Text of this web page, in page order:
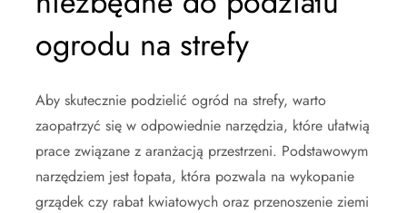
ogrodu na strefy
Aby skutecznie podzielić ogród na strefy, warto
zaopatrzyć się w odpowiednie narzędzia, które ułatwią
prace związane z aranżacją przestrzeni. Podstawowym
narzędziem jest łopata, która pozwala na wykopanie
grządek czy rabat kwiatowych oraz przenoszenie ziemi